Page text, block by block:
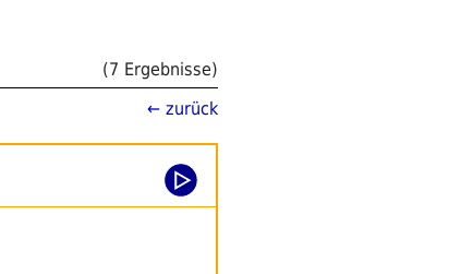
(7 Ergebnisse)
← zurück